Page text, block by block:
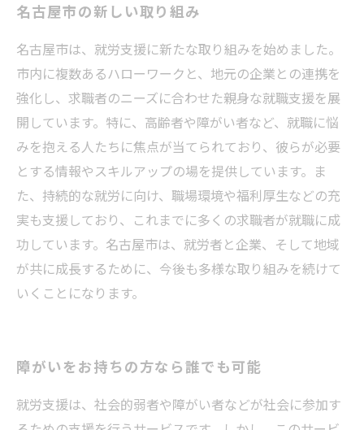
名古屋市の新しい取り組み
名古屋市は、就労支援に新たな取り組みを始めました。
市内に複数あるハローワークと、地元の企業との連携を
強化し、求職者のニーズに合わせた親身な就職支援を展
開しています。特に、高齢者や障がい者など、就職に悩
みを抱える人たちに焦点が当てられており、彼らが必要
とする情報やスキルアップの場を提供しています。ま
た、持続的な就労に向け、職場環境や福利厚生などの充
実も支援しており、これまでに多くの求職者が就職に成
功しています。名古屋市は、就労者と企業、そして地域
が共に成長するために、今後も多様な取り組みを続けて
いくことになります。
障がいをお持ちの方なら誰でも可能
就労支援は、社会的弱者や障がい者などが社会に参加す